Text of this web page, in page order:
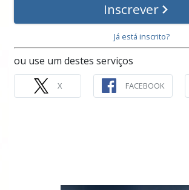
Inscrever
Já está inscrito?
ou use um destes serviços
X FACEBOOK